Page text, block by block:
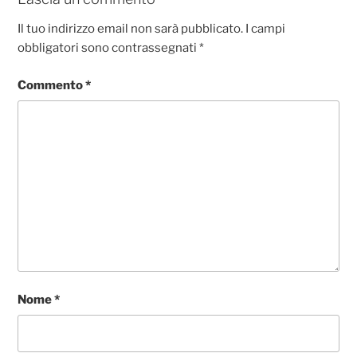
k
Il tuo indirizzo email non sarà pubblicato. I campi
obbligatori sono contrassegnati*
Commento*
Nome*